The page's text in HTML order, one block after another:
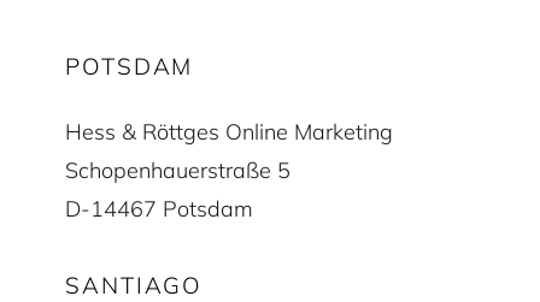
POTSDAM
Hess & Röttges Online Marketing
Schopenhauerstraße 5
D-14467 Potsdam
SANTIAGO